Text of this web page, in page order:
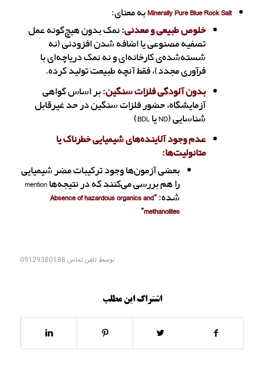
Minerally Pure Blue Rock Saltبه معنای:
خلوص طبیعی و معدنی:نمک بدون هیچ‌گونه عمل
تصفیه مصنوعی یا اضافه شدن افزودنی (نه
شسته‌شده‌ی کارخانه‌ای و نه نمک دریاچه‌ای با
فرآوری مجدد)، فقط آنچه طبیعت تولید کرده.
بدون آلودگی فلزات سنگین:بر اساس گواهی
آزمایشگاه، حضور فلزات سنگین در حد غیرقابل
شناسایی (ND یا BDL)
عدم وجود آلاینده‌های شیمیایی خطرناک یا
متانولیت‌ها:
بعضی آزمون‌ها وجود ترکیبات مضر شیمیایی
را هم بررسی می‌کنند که در نتیجه‌ها mention
شده: “Absence of hazardous organics and
methanolites”
توسطتلفن تماس 09129380188
اشتراک این مطلب